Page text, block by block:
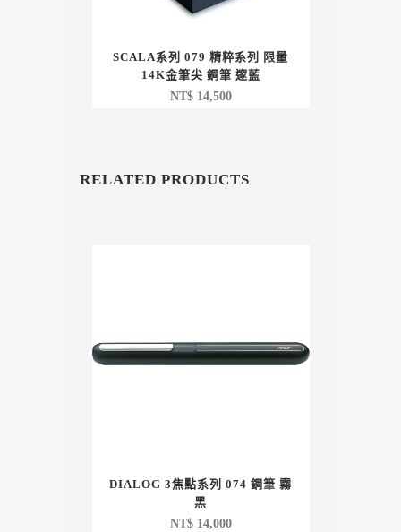
SCALA系列 079 精粹系列 限量
14K金筆尖 鋼筆 邃藍
NT$14,500
RELATED PRODUCTS
DIALOG 3焦點系列 074 鋼筆 霧
黑
NT$14,000